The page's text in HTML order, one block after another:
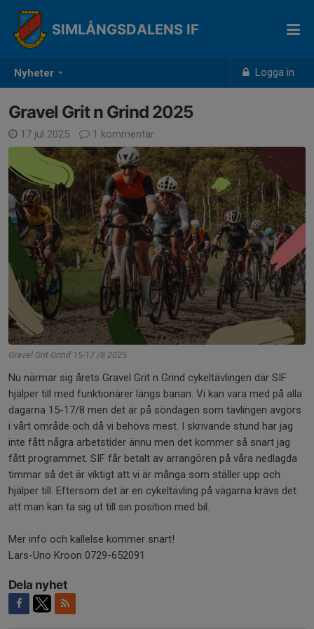
Nyheter Logga in
SIMLÅNGSDALENS IF
Gravel Grit n Grind 2025
17 jul 2025 1 kommentar
Gravel Grit Grind 15-17 /8 2025
Nu närmar sig årets Gravel Grit n Grind cykeltävlingen där SIF
hjälper till med funktionärer längs banan. Vi kan vara med på alla
dagarna 15-17/8 men det är på söndagen som tävlingen avgörs
i vårt område och då vi behövs mest. I skrivande stund har jag
inte fått några arbetstider ännu men det kommer så snart jag
fått programmet. SIF får betalt av arrangören på våra nedlagda
timmar så det är viktigt att vi är många som ställer upp och
hjälper till. Eftersom det är en cykeltävling på vägarna krävs det
att man kan ta sig ut till sin position med bil.
Mer info och kallelse kommer snart!
Lars-Uno Kroon 0729-652091
Dela nyhet